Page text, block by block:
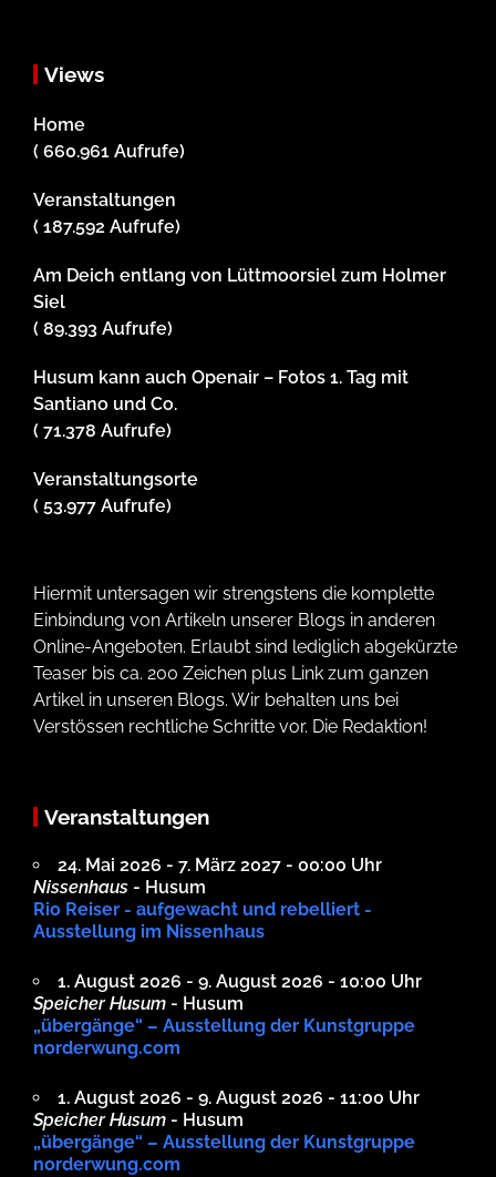
Views
Home
( 660.961 Aufrufe)
Veranstaltungen
( 187.592 Aufrufe)
Am Deich entlang von Lüttmoorsiel zum Holmer
Siel
( 89.393 Aufrufe)
Husum kann auch Openair – Fotos 1. Tag mit
Santiano und Co.
( 71.378 Aufrufe)
Veranstaltungsorte
( 53.977 Aufrufe)
Hiermit untersagen wir strengstens die komplette
Einbindung von Artikeln unserer Blogs in anderen
Online-Angeboten. Erlaubt sind lediglich abgekürzte
Teaser bis ca. 200 Zeichen plus Link zum ganzen
Artikel in unseren Blogs. Wir behalten uns bei
Verstössen rechtliche Schritte vor. Die Redaktion!
Veranstaltungen
24. Mai 2026 - 7. März 2027 - 00:00 Uhr
Nissenhaus - Husum
Rio Reiser - aufgewacht und rebelliert -
Ausstellung im Nissenhaus
1. August 2026 - 9. August 2026 - 10:00 Uhr
Speicher Husum - Husum
„übergänge“ – Ausstellung der Kunstgruppe
norderwung.com
1. August 2026 - 9. August 2026 - 11:00 Uhr
Speicher Husum - Husum
„übergänge“ – Ausstellung der Kunstgruppe
norderwung.com